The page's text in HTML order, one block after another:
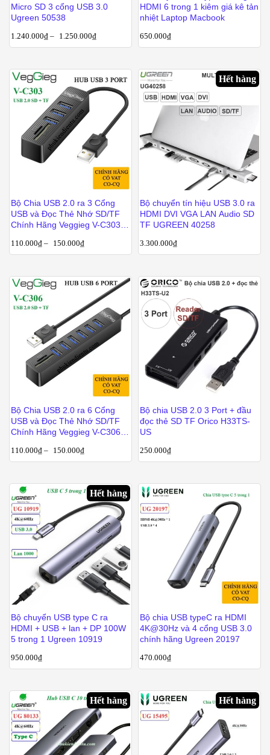
Micro SD 3 cổng USB 3.0
Ugreen 50538
1.240.000₫ – 1.250.000₫
HDMI 6 trong 1 kiêm giá kê tản
nhiệt Laptop Macbook
650.000₫
Bộ Chia USB 2.0 ra 3 Cổng
USB và Đọc Thẻ Nhớ SD/TF
Chính Hãng Veggieg V-C303 –
110.000₫ – 150.000₫
Hết hàng
Bộ chuyển tín hiệu USB 3.0 ra
HDMI DVI VGA LAN Audio SD
TF UGREEN 40258
3.300.000₫
Bộ Chia USB 2.0 ra 6 Cổng
USB và Đọc Thẻ Nhớ SD/TF
Chính Hãng Veggieg V-C306 –
110.000₫ – 150.000₫
Bộ chia USB 2.0 3 Port + đầu
đọc thẻ SD TF Orico H33TS-
US
250.000₫
Hết hàng
Bộ chuyển USB type C ra
HDMI + USB + lan + DP 100W
5 trong 1 Ugreen 10919
950.000₫
Bộ chia USB typeC ra HDMI
4K@30Hz và 4 cổng USB 3.0
chính hãng Ugreen 20197
470.000₫
Hết hàng Hết hàng